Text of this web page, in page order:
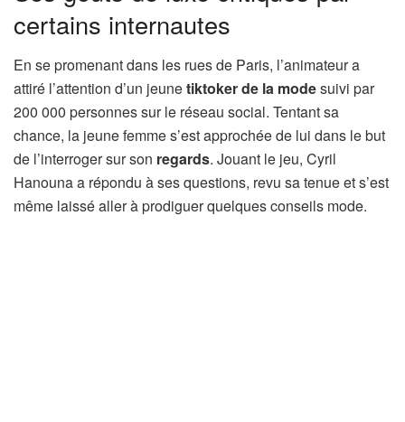
certains internautes
En se promenant dans les rues de Paris, l’animateur a
attiré l’attention d’un jeunetiktoker de la modesuivi par
200 000 personnes sur le réseau social. Tentant sa
chance, la jeune femme s’est approchée de lui dans le but
de l’interroger sur son regards. Jouant le jeu, Cyril
Hanouna a répondu à ses questions, revu sa tenue et s’est
même laissé aller à prodiguer quelques conseils mode.